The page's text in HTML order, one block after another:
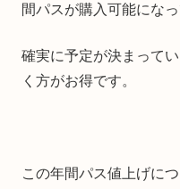
間パスが購入可能になっ
確実に予定が決まって
く方がお得です。
この年間パス値上げにつ